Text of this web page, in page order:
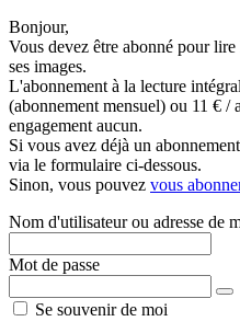
Bonjour,
Vous devez être abonné pour
ses images.
L'abonnement à la lecture
(abonnement mensuel) ou 11 € /
engagement aucun.
Si vous avez déjà un
via le formulaire ci-dessous.
Sinon, vous pouvez vous
Nom d'utilisateur ou adresse de
Mot de passe
Se souvenir de moi